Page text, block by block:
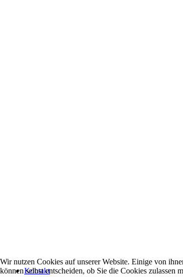
Kontakt
Wir nutzen Cookies auf unserer Website. Einige von
können selbst entscheiden, ob Sie die Cookies